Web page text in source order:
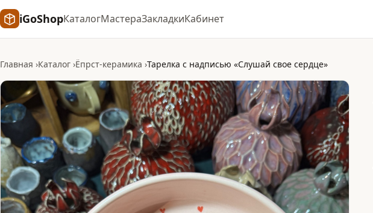
iGoShopКаталогМастераЗакладкиКабинет
Главная Каталог Ёпрст-керамика Тарелка с надписью «Слушай свое сердце»